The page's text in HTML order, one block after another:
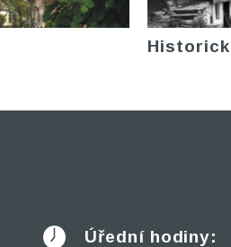
Úřední hodiny: